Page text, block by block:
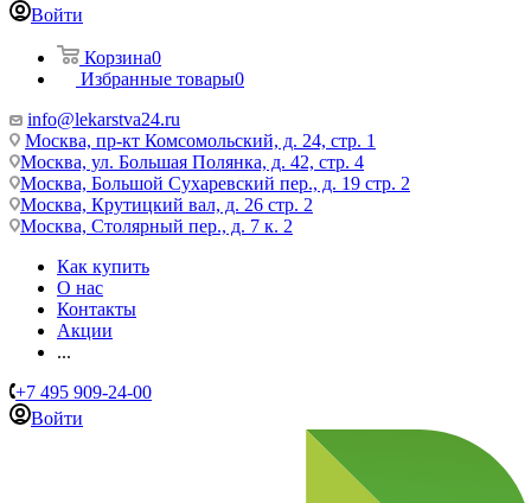
Войти
Корзина0
Избранные товары0
info@lekarstva24.ru
Москва, пр-кт Комсомольский, д. 24, стр. 1
Москва, ул. Большая Полянка, д. 42, стр. 4
Москва, Большой Сухаревский пер., д. 19 стр. 2
Москва, Крутицкий вал, д. 26 стр. 2
Москва, Столярный пер., д. 7 к. 2
Как купить
О нас
Контакты
Акции
...
+7 495 909-24-00
Войти